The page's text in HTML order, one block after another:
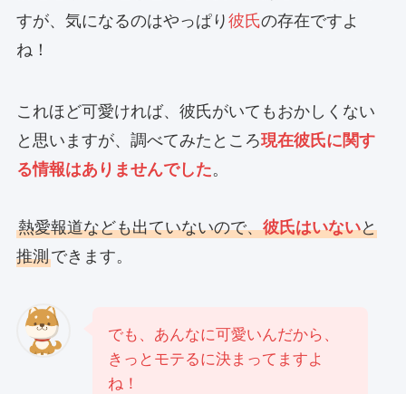
すが、気になるのはやっぱり 彼氏の存在ですよ
ね！
これほど可愛ければ、彼氏がいてもおかしくない
と思いますが、調べてみたところ現在彼氏に関す
る情報はありませんでした。
熱愛報道なども出ていないので、彼氏はいないと
推測できます。
でも、あんなに可愛いんだから、
きっとモテるに決まってますよ
ね！